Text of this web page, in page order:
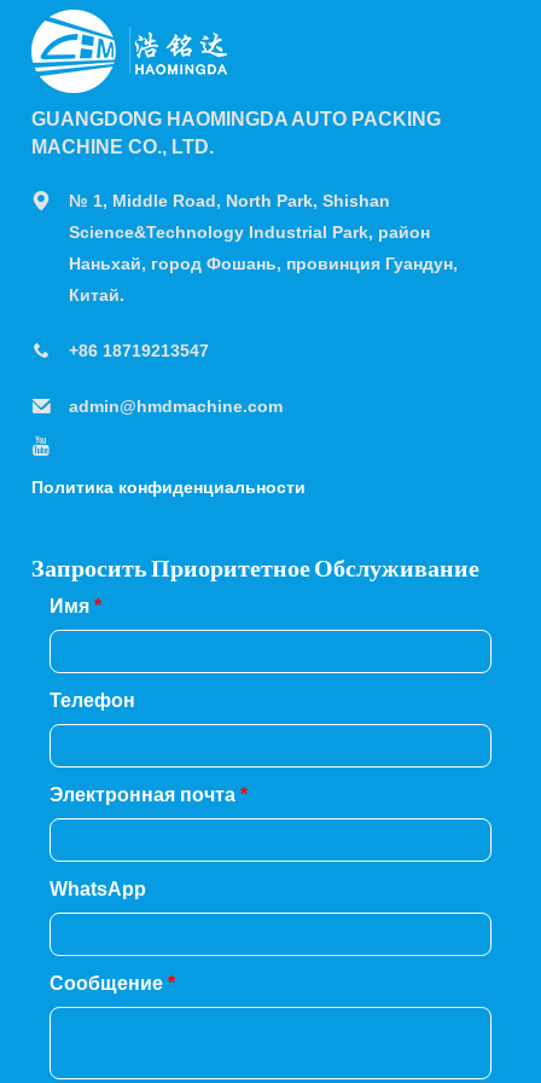
GUANGDONG HAOMINGDA AUTO PACKING
MACHINE CO., LTD.
№ 1, Middle Road, North Park, Shishan
Science&Technology Industrial Park, район
Наньхай, город Фошань, провинция Гуандун,
Китай.
+86 18719213547
admin@hmdmachine.com
Политика конфиденциальности
Запросить Приоритетное Обслуживание
Имя*
Телефон
Электронная почта*
WhatsApp
Сообщение*